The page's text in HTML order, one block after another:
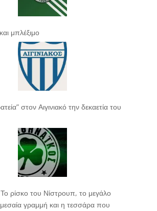
μπλέξιμο
στον Αιγινιακό την δεκαετία του
ρίσκο του Νίστρουπ, το μεγάλο
γραμμή και η τεσσάρα που